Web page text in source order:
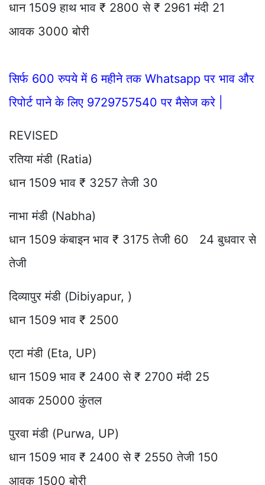
धान 1509 हाथ भाव ₹ 2800 से ₹ 2961 मंदी 21
आवक 3000 बोरी
सिर्फ 600 रुपये में 6 महीने तक Whatsapp पर भाव और
रिपोर्ट पाने के लिए 9729757540 पर मैसेज करे |
REVISED
रतिया मंडी (Ratia)
धान 1509 भाव ₹ 3257 तेजी 30
नाभा मंडी (Nabha)
धान 1509 कंबाइन भाव ₹ 3175 तेजी 60 24 बुधवार से
तेजी
दिव्यापुर मंडी (Dibiyapur, )
धान 1509 भाव ₹ 2500
एटा मंडी (Eta, UP)
धान 1509 भाव ₹ 2400 से ₹ 2700 मंदी 25
आवक 25000 कुंतल
पुरवा मंडी (Purwa, UP)
धान 1509 भाव ₹ 2400 से ₹ 2550 तेजी 150
आवक 1500 बोरी